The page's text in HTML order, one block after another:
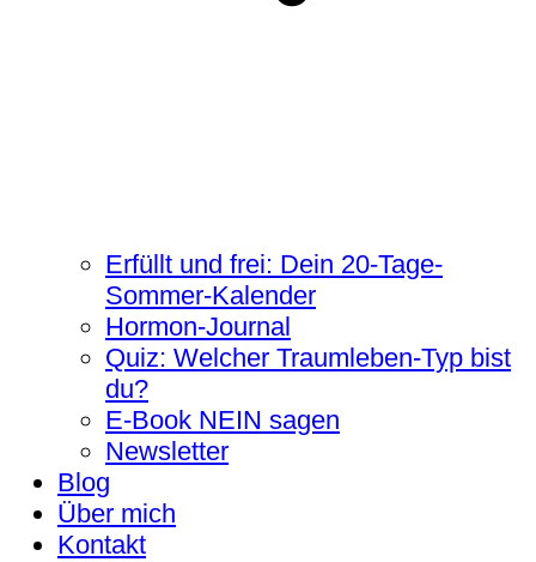
Erfüllt und frei: Dein 20-Tage-
Sommer-Kalender
Hormon-Journal
Quiz: Welcher Traumleben-Typ bist
du?
E-Book NEIN sagen
Newsletter
Blog
Über mich
Kontakt